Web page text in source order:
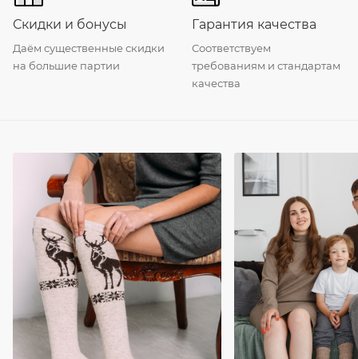
Скидки и бонусы
Даём существенные скидки
на большие партии
Гарантия качества
Соответствуем
требованиям и стандартам
качества